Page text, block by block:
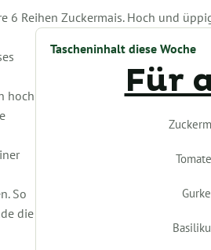
Reihen Zuckermais. Hoch und
hoch
So
die
Tascheninhalt diese Woche
Für
Gurke